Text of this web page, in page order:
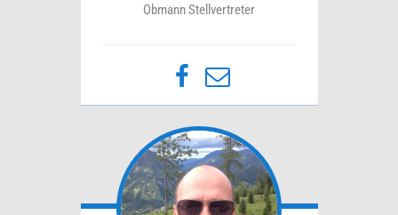
Obmann Stellvertreter